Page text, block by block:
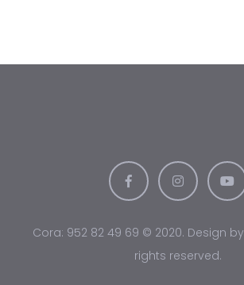
Cora: 952 82 49 69 © 2020. Design by
rights reserved.